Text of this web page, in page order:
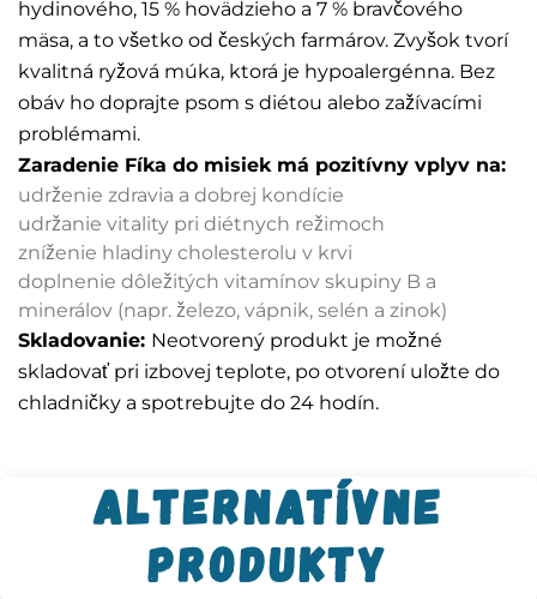
hydinového, 15 % hovädzieho a 7 % bravčového
mäsa, a to všetko od českých farmárov. Zvyšok tvorí
kvalitná ryžová múka, ktorá je hypoalergénna. Bez
obáv ho doprajte psom s diétou alebo zažívacími
problémami.
Zaradenie Fíka do misiek má pozitívny vplyv na:
udrženie zdravia a dobrej kondície
udržanie vitality pri diétnych režimoch
zníženie hladiny cholesterolu v krvi
doplnenie dôležitých vitamínov skupiny B a
minerálov (napr. železo, vápnik, selén a zinok)
Skladovanie: Ne­otvorený produkt je možné
skladovať pri izbovej teplote, po otvorení uložte do
chladničky a spotrebujte do 24 hodín.
Alternatívne
produkty